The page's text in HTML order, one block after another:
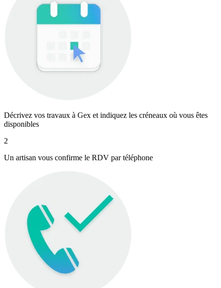
Décrivez vos travaux à Gex et indiquez les créneaux où vous êtes
disponibles
2
Un artisan vous confirme le RDV par téléphone